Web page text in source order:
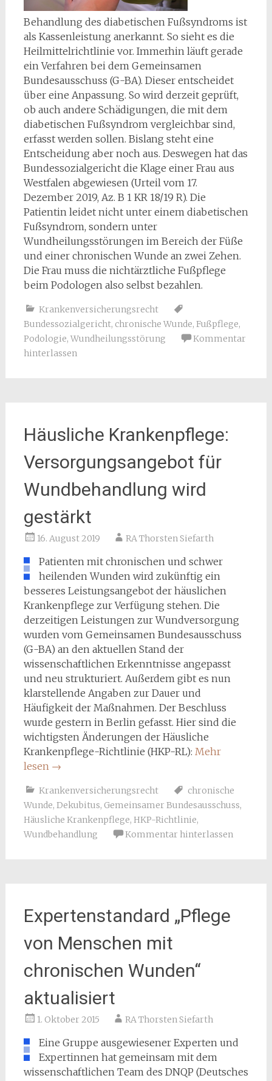
Behandlung des diabetischen Fußsyndroms ist
als Kassenleistung anerkannt. So sieht es die
Heilmittelrichtlinie vor. Immerhin läuft gerade
ein Verfahren bei dem Gemeinsamen
Bundesausschuss (G-BA). Dieser entscheidet
über eine Anpassung. So wird derzeit geprüft,
ob auch andere Schädigungen, die mit dem
diabetischen Fußsyndrom vergleichbar sind,
erfasst werden sollen. Bislang steht eine
Entscheidung aber noch aus. Deswegen hat das
Bundessozialgericht die Klage einer Frau aus
Westfalen abgewiesen (Urteil vom 17.
Dezember 2019, Az. B 1 KR 18/19 R). Die
Patientin leidet nicht unter einem diabetischen
Fußsyndrom, sondern unter
Wundheilungsstörungen im Bereich der Füße
und einer chronischen Wunde an zwei Zehen.
Die Frau muss die nichtärztliche Fußpflege
beim Podologen also selbst bezahlen.
Krankenversicherungsrecht
Bundessozialgericht, chronische Wunde, Fußpflege,
Podologie, Wundheilungsstörung
Kommentar
hinterlassen
Häusliche Krankenpflege:
Versorgungsangebot für
Wundbehandlung wird
gestärkt
16. August 2019 RA Thorsten Siefarth
Patienten mit chronischen und schwer
heilenden Wunden wird zukünftig ein
besseres Leistungsangebot der häuslichen
Krankenpflege zur Verfügung stehen. Die
derzeitigen Leistungen zur Wundversorgung
wurden vom Gemeinsamen Bundesausschuss
(G-BA) an den aktuellen Stand der
wissenschaftlichen Erkenntnisse angepasst
und neu strukturiert. Außerdem gibt es nun
klarstellende Angaben zur Dauer und
Häufigkeit der Maßnahmen. Der Beschluss
wurde gestern in Berlin gefasst. Hier sind die
wichtigsten Änderungen der Häusliche
Krankenpflege-Richtlinie (HKP-RL): Mehr
lesen →
Krankenversicherungsrecht
chronische
Wunde, Dekubitus, Gemeinsamer Bundesausschuss,
Häusliche Krankenpflege, HKP-Richtlinie,
Wundbehandlung
Kommentar hinterlassen
Expertenstandard „Pflege
von Menschen mit
chronischen Wunden“
aktualisiert
1. Oktober 2015 RA Thorsten Siefarth
Eine Gruppe ausgewiesener Experten und
Expertinnen hat gemeinsam mit dem
wissenschaftlichen Team des DNQP (Deutsches